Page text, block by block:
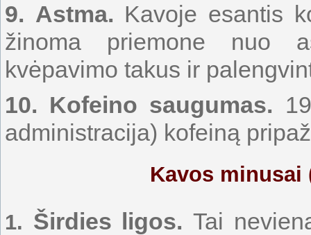
9. Astma. Kavoje esantis
žinoma priemone nuo
kvėpavimo takus ir
10. Kofeino saugumas.
administracija) kofeiną
Kavos minusai
1. Širdies ligos. Tai